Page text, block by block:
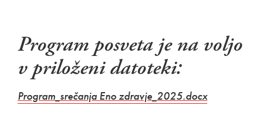
Program posveta je na voljo
v priloženi datoteki:
Program_srečanja Eno zdravje_2025.docxOdpira se v